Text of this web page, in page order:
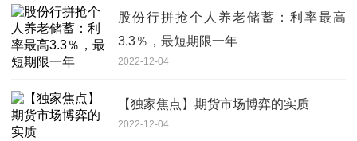
股份行拼抢个人养老储蓄：利率最高
3.3％，最短期限一年
2022-12-04
【独家焦点】期货市场博弈的实质
2022-12-04